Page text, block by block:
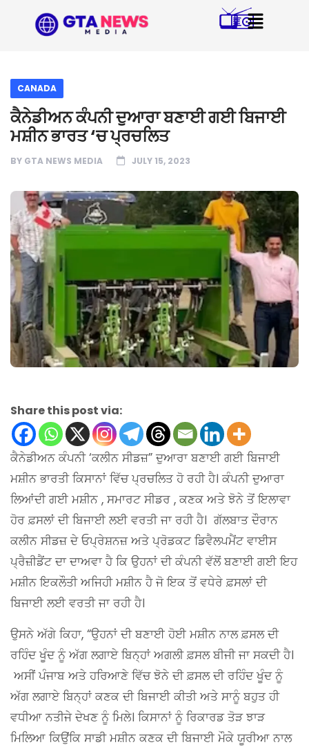
CANADA
ਕੈਨੇਡੀਅਨ ਕੰਪਨੀ ਦੁਆਰਾ ਬਣਾਈ ਗਈ ਬਿਜਾਈ
ਮਸ਼ੀਨ ਭਾਰਤ ‘ਚ ਪ੍ਰਚਲਿਤ
BY GTA NEWS MEDIA JULY 15, 2023
Share this post via:
ਕੈਨੇਡੀਅਨ ਕੰਪਨੀ ‘ਕਲੀਨ ਸੀਡਜ਼” ਦੁਆਰਾ ਬਣਾਈ ਗਈ ਬਿਜਾਈ
ਮਸ਼ੀਨ ਭਾਰਤੀ ਕਿਸਾਨਾਂ ਵਿੱਚ ਪ੍ਰਚਲਿਤ ਹੋ ਰਹੀ ਹੈ। ਕੰਪਨੀ ਦੁਆਰਾ
ਲਿਆਂਦੀ ਗਈ ਮਸ਼ੀਨ , ਸਮਾਰਟ ਸੀਡਰ , ਕਣਕ ਅਤੇ ਝੋਨੇ ਤੋਂ ਇਲਾਵਾ
ਹੋਰ ਫ਼ਸਲਾਂ ਦੀ ਬਿਜਾਈ ਲਈ ਵਰਤੀ ਜਾ ਰਹੀ ਹੈ। ਗੱਲਬਾਤ ਦੌਰਾਨ
ਕਲੀਨ ਸੀਡਜ਼ ਦੇ ਓਪ੍ਰੇਸ਼ਨਜ਼ ਅਤੇ ਪ੍ਰੋਡਕਟ ਡਿਵੈਲਪਮੈਂਟ ਵਾਈਸ
ਪ੍ਰੈਜ਼ੀਡੈਂਟ ਦਾ ਦਾਅਵਾ ਹੈ ਕਿ ਉਹਨਾਂ ਦੀ ਕੰਪਨੀ ਵੱਲੋਂ ਬਣਾਈ ਗਈ ਇਹ
ਮਸ਼ੀਨ ਇਕਲੌਤੀ ਅਜਿਹੀ ਮਸ਼ੀਨ ਹੈ ਜੋ ਇਕ ਤੋਂ ਵਧੇਰੇ ਫ਼ਸਲਾਂ ਦੀ
ਬਿਜਾਈ ਲਈ ਵਰਤੀ ਜਾ ਰਹੀ ਹੈ।
ਉਸਨੇ ਅੱਗੇ ਕਿਹਾ, “ਉਹਨਾਂ ਦੀ ਬਣਾਈ ਹੋਈ ਮਸ਼ੀਨ ਨਾਲ ਫ਼ਸਲ ਦੀ
ਰਹਿੰਦ ਖੂੰਦ ਨੂੰ ਅੱਗ ਲਗਾਏ ਬਿਨ੍ਹਾਂ ਅਗਲੀ ਫ਼ਸਲ ਬੀਜੀ ਜਾ ਸਕਦੀ ਹੈ।
ਅਸੀਂ ਪੰਜਾਬ ਅਤੇ ਹਰਿਆਣੇ ਵਿੱਚ ਝੋਨੇ ਦੀ ਫ਼ਸਲ ਦੀ ਰਹਿੰਦ ਖੂੰਦ ਨੂੰ
ਅੱਗ ਲਗਾਏ ਬਿਨ੍ਹਾਂ ਕਣਕ ਦੀ ਬਿਜਾਈ ਕੀਤੀ ਅਤੇ ਸਾਨੂੰ ਬਹੁਤ ਹੀ
ਵਧੀਆ ਨਤੀਜੇ ਦੇਖਣ ਨੂੰ ਮਿਲੇ। ਕਿਸਾਨਾਂ ਨੂੰ ਰਿਕਾਰਡ ਤੋੜ ਝਾੜ
ਮਿਲਿਆ ਕਿਉਂਕਿ ਸਾਡੀ ਮਸ਼ੀਨ ਕਣਕ ਦੀ ਬਿਜਾਈ ਮੌਕੇ ਯੂਰੀਆ ਨਾਲ